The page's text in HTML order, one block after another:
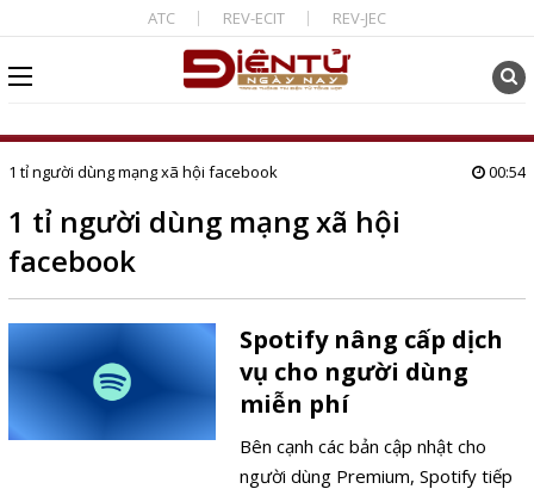
ATC REV-ECIT REV-JEC
1 tỉ người dùng mạng xã hội facebook 00:54
1 tỉ người dùng mạng xã hội
facebook
Spotify nâng cấp dịch
vụ cho người dùng
miễn phí
Bên cạnh các bản cập nhật cho
người dùng Premium, Spotify tiếp